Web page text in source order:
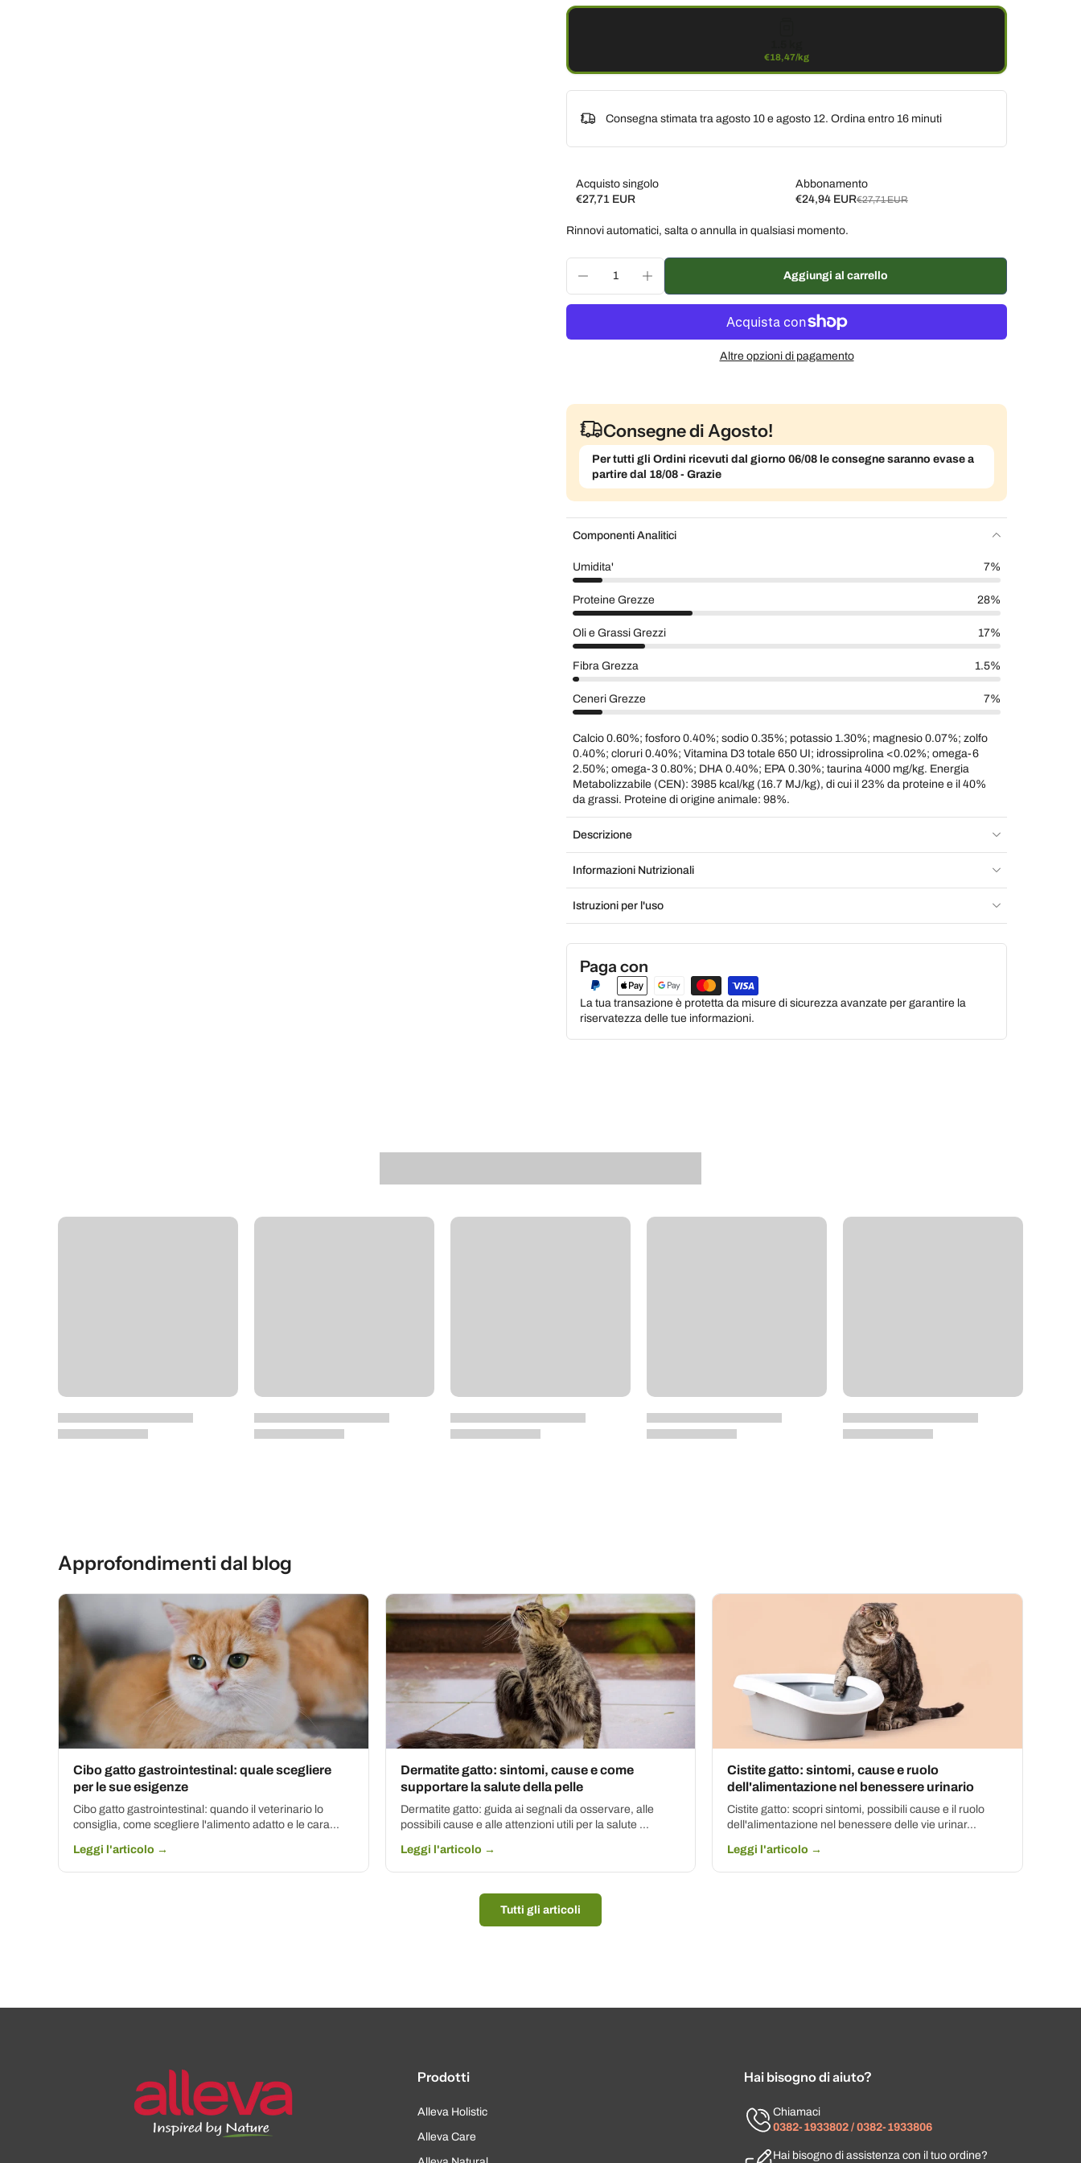
€18,47/kg
Consegna stimata tra agosto 10 e agosto 12. Ordina entro 16 minuti
Acquisto singolo
€27,71 EUR
Abbonamento
€24,94 EUR€27,71 EUR
Subscribe and save
Consegna ogni mese, 5% di sconto
Rinnovi automatici, salta o annulla in qualsiasi momento.
Aggiungi al carrello
Altre opzioni di pagamento
Consegne di Agosto!
Per tutti gli Ordini ricevuti dal giorno 06/08 le consegne saranno evase a
partire dal 18/08 - Grazie
Componenti Analitici
Umidita' 7%
Proteine Grezze 28%
Oli e Grassi Grezzi 17%
Fibra Grezza 1.5%
Ceneri Grezze 7%
Calcio 0.60%; fosforo 0.40%; sodio 0.35%; potassio 1.30%; magnesio 0.07%; zolfo
0.40%; cloruri 0.40%; Vitamina D3 totale 650 UI; idrossiprolina <0.02%; omega-6
2.50%; omega-3 0.80%; DHA 0.40%; EPA 0.30%; taurina 4000 mg/kg. Energia
Metabolizzabile (CEN): 3985 kcal/kg (16.7 MJ/kg), di cui il 23% da proteine e il 40%
da grassi. Proteine di origine animale: 98%.
Descrizione
Informazioni Nutrizionali
Istruzioni per l'uso
Paga con
La tua transazione è protetta da misure di sicurezza avanzate per garantire la
riservatezza delle tue informazioni.
Approfondimenti dal blog
Cibo gatto gastrointestinal: quale scegliere
per le sue esigenze
Cibo gatto gastrointestinal: quando il veterinario lo
consiglia, come scegliere l'alimento adatto e le cara...
Leggi l'articolo →
Dermatite gatto: sintomi, cause e come
supportare la salute della pelle
Dermatite gatto: guida ai segnali da osservare, alle
possibili cause e alle attenzioni utili per la salute ...
Leggi l'articolo →
Cistite gatto: sintomi, cause e ruolo
dell'alimentazione nel benessere urinario
Cistite gatto: scopri sintomi, possibili cause e il ruolo
dell'alimentazione nel benessere delle vie urinar...
Leggi l'articolo →
Tutti gli articoli
Prodotti
Alleva Holistic
Alleva Care
Hai bisogno di aiuto?
Chiamaci
0382-1933802 / 0382-1933806
Hai bisogno di assistenza con il tuo ordine?